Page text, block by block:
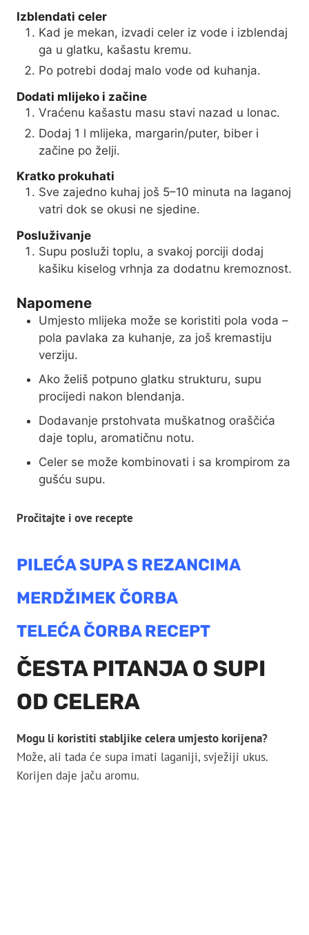
Izblendati celer
Kad je mekan, izvadi celer iz vode i izblendaj
ga u glatku, kašastu kremu.
Po potrebi dodaj malo vode od kuhanja.
Dodati mlijeko i začine
Vraćenu kašastu masu stavi nazad u lonac.
Dodaj 1 l mlijeka, margarin/puter, biber i
začine po želji.
Kratko prokuhati
Sve zajedno kuhaj još 5–10 minuta na laganoj
vatri dok se okusi ne sjedine.
Posluživanje
Supu posluži toplu, a svakoj porciji dodaj
kašiku kiselog vrhnja za dodatnu kremoznost.
Napomene
Umjesto mlijeka može se koristiti pola voda –
pola pavlaka za kuhanje, za još kremastiju
verziju.
Ako želiš potpuno glatku strukturu, supu
procijedi nakon blendanja.
Dodavanje prstohvata muškatnog oraščića
daje toplu, aromatičnu notu.
Celer se može kombinovati i sa krompirom za
gušću supu.
Pročitajte i ove recepte
PILEĆA SUPA S REZANCIMA
MERDŽIMEK ČORBA
TELEĆA ČORBA RECEPT
ČESTA PITANJA O SUPI
OD CELERA
Mogu li koristiti stabljike celera umjesto korijena?
Može, ali tada će supa imati laganiji, svježiji ukus.
Korijen daje jaču aromu.